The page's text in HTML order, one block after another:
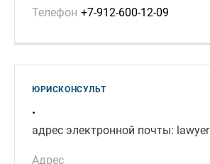
Телефон +7-912-600-12-09
ЮРИСКОНСУЛЬТ
.
адрес электронной почты:
Адрес